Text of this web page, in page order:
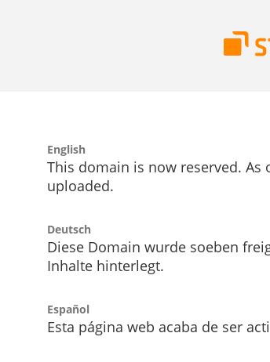
English
This domain is now reserved. As
uploaded.
Deutsch
Diese Domain wurde soeben
Inhalte hinterlegt.
Español
Esta página web acaba de ser